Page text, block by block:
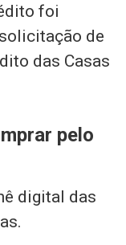
foi
de
das Casas
pelo
digital das